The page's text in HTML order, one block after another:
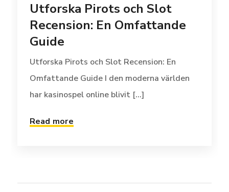
Utforska Pirots och Slot
Recension: En Omfattande
Guide
Utforska Pirots och Slot Recension: En
Omfattande Guide I den moderna världen
har kasinospel online blivit [...]
Read more